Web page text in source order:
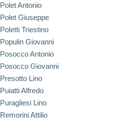
Polet Antonio
Polet Giuseppe
Poletti Triestino
Populin Giovanni
Posocco Antonio
Posocco Giovanni
Presotto Lino
Puiatti Alfredo
Puragliesi Lino
Remorini Attilio